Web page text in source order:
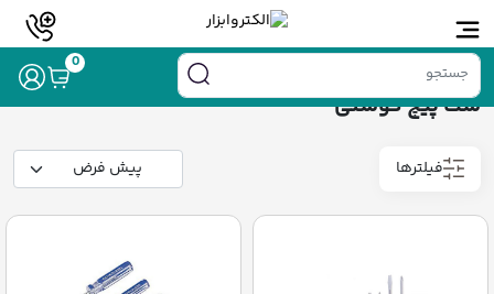
0 خانه/ابزار دستی/ ست پیچ گوشتی
ست پیچ گوشتی
فیلترها